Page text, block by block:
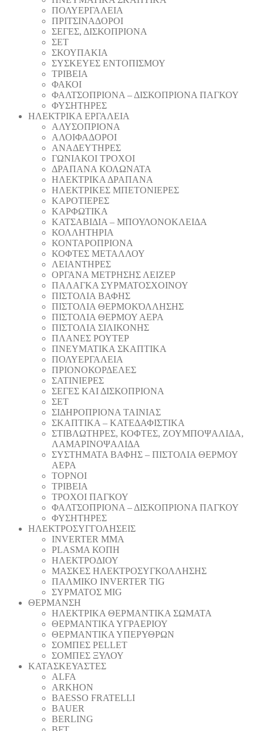
ΠΟΛΥΕΡΓΑΛΕΙΑ
ΠΡΙΤΣΙΝΑΔΟΡΟΙ
ΣΕΓΕΣ, ΔΙΣΚΟΠΡΙΟΝΑ
ΣΕΤ
ΣΚΟΥΠΑΚΙΑ
ΣΥΣΚΕΥΕΣ ΕΝΤΟΠΙΣΜΟΥ
ΤΡΙΒΕΙΑ
ΦΑΚΟΙ
ΦΑΛΤΣΟΠΡΙΟΝΑ – ΔΙΣΚΟΠΡΙΟΝΑ ΠΑΓΚΟΥ
ΦΥΣΗΤΗΡΕΣ
ΗΛΕΚΤΡΙΚΑ ΕΡΓΑΛΕΙΑ
AΛΥΣΟΠΡΙΟΝΑ
ΑΛΟΙΦΑΔOΡΟI
ΑΝΑΔΕΥΤΗΡΕΣ
ΓΩΝΙΑΚΟΙ ΤΡΟΧΟΙ
ΔΡΑΠΑΝΑ ΚΟΛΩΝΑΤΑ
ΗΛΕΚΤΡΙΚΑ ΔΡΑΠΑΝΑ
ΗΛΕΚΤΡΙΚΕΣ ΜΠΕΤΟΝΙΕΡΕΣ
ΚΑΡΟΤΙΕΡΕΣ
ΚΑΡΦΩΤΙΚΑ
ΚΑΤΣΑΒΙΔΙΑ – ΜΠΟΥΛΟΝΟΚΛΕΙΔΑ
ΚΟΛΛΗΤΗΡΙΑ
ΚΟΝΤΑΡΟΠΡΙΟΝΑ
ΚΟΦΤΕΣ ΜΕΤΑΛΛΟΥ
ΛΕΙΑΝΤΗΡEΣ
ΟΡΓΑΝΑ ΜΕΤΡΗΣΗΣ ΛΕΙΖΕΡ
ΠΑΛΑΓΚΑ ΣΥΡΜΑΤΟΣΧΟΙΝΟΥ
ΠΙΣΤΟΛΙΑ ΒΑΦΗΣ
ΠΙΣΤΟΛΙΑ ΘΕΡΜΟΚΌΛΛΗΣΗΣ
ΠΙΣΤΟΛΙΑ ΘΕΡΜΟΥ ΑΕΡΑ
ΠΙΣΤΟΛΙΑ ΣΙΛΙΚΟΝΗΣ
ΠΛΑΝΕΣ ΡΟΥΤΕΡ
ΠΝΕΥΜΑΤΙΚΑ ΣΚΑΠΤΙΚΑ
ΠΟΛΥΕΡΓΑΛΕΙΑ
ΠΡΙΟΝΟΚΟΡΔΕΛΕΣ
ΣΑΤΙΝΙΕΡΕΣ
ΣΕΓΕΣ ΚΑΙ ΔΙΣΚΟΠΡΙΟΝΑ
ΣΕΤ
ΣΙΔΗΡΟΠΡΙΟΝΑ ΤΑΙΝΙΑΣ
ΣΚΑΠΤΙΚΑ – ΚΑΤΕΔΑΦΙΣΤΙΚΑ
ΣΤΙΒΛΩΤΗΡΕΣ, ΚΟΦΤΕΣ, ΖΟΥΜΠΟΨΑΛΙΔΑ,
ΛΑΜΑΡΙΝΟΨΑΛΙΔΑ
ΣΥΣΤΗΜΑΤΑ ΒΑΦΗΣ – ΠΙΣΤΟΛΙΑ ΘΕΡΜΟΥ
ΑΕΡΑ
ΤΟΡΝΟΙ
ΤΡΙΒΕΙΑ
ΤΡΟΧΟΙ ΠΑΓΚΟΥ
ΦΑΛΤΣΟΠΡΙΟΝΑ – ΔΙΣΚΟΠΡΙΟΝΑ ΠΑΓΚΟΥ
ΦΥΣΗΤΗΡΕΣ
ΗΛΕΚΤΡΟΣΥΓΓΟΛΗΣΕΙΣ
INVERTER MMA
PLASMA ΚΟΠΗ
ΗΛΕΚΤΡΟΔΙΟΥ
ΜΑΣΚΕΣ ΗΛΕΚΤΡΟΣΥΓΚΟΛΛΗΣΗΣ
ΠΑΛΜΙΚΟ INVERTER TIG
ΣΥΡΜΑΤΟΣ MIG
ΘΕΡΜΑΝΣΗ
ΗΛΕΚΤΡΙΚΑ ΘΕΡΜΑΝΤΙΚΑ ΣΩΜΑΤΑ
ΘΕΡΜΑΝΤΙΚΑ ΥΓΡΑΕΡΙΟΥ
ΘΕΡΜΑΝΤΙΚΑ ΥΠΕΡΥΘΡΩΝ
ΣΟΜΠΕΣ PELLET
ΣΟΜΠΕΣ ΞΥΛΟΥ
ΚΑΤΑΣΚΕΥΑΣΤΕΣ
ALFA
ARKHON
BAESSO FRATELLI
BAUER
BERLING